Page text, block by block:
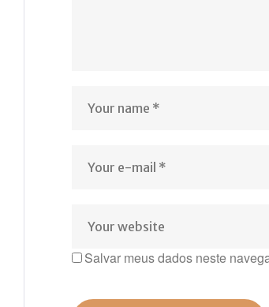
Salvar meus dados neste